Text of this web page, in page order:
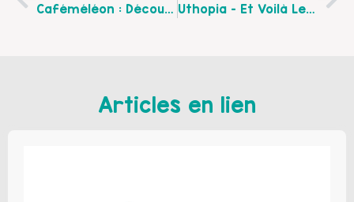
Caféméléon : Découvrez Le Programme De Juillet 2026 Uthopia – Et Voilà Le Programme De L’été
Articles en lien